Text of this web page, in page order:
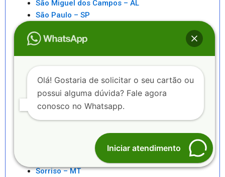
São Miguel dos Campos – AL
São Paulo – SP
São Sebastiao – SP
Senhor do Bonfim – BA
Serra – ES
Serrinha – BA
Sete Lagoas – MG
Sorriso – MT
Olá! Gostaria de solicitar o seu cartão ou
possui alguma dúvida? Fale agora
conosco no Whatsapp.
Iniciar atendimento